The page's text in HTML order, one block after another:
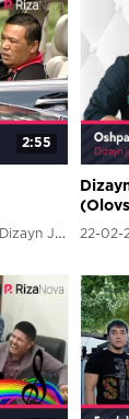
2:55
Dizayn Jamoasi 22-02-